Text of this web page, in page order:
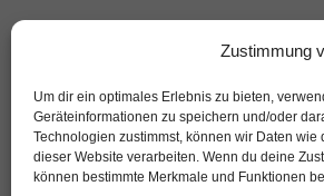
Zustimmung
Um dir ein optimales Erlebnis zu bieten,
Geräteinformationen zu speichern und/oder
Technologien zustimmst, können wir Daten
dieser Website verarbeiten. Wenn du deine
können bestimmte Merkmale und Funktionen